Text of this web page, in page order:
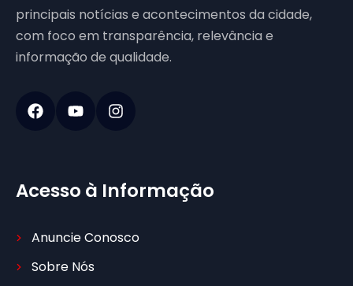
principais notícias e acontecimentos da cidade,
com foco em transparência, relevância e
informação de qualidade.
Acesso à Informação
Anuncie Conosco
Sobre Nós